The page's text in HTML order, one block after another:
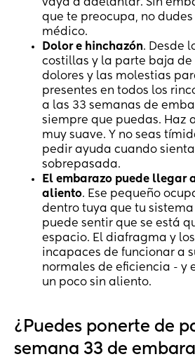
vaya a adelantar. Sin
que te preocupa, no
médico.
Dolor e hinchazón. Desde
costillas y la parte baja de
dolores y las molestias
presentes en todos los
a las 33 semanas de
siempre que puedas. Haz
muy suave. Y no seas
pedir ayuda cuando
sobrepasada.
El embarazo puede llegar
aliento. Ese pequeño
dentro tuya que tu
puede sentir que se está
espacio. El diafragma y
incapaces de funcionar a
normales de eficiencia - y
un poco sin aliento.
¿Puedes ponerte de
semana 33 de